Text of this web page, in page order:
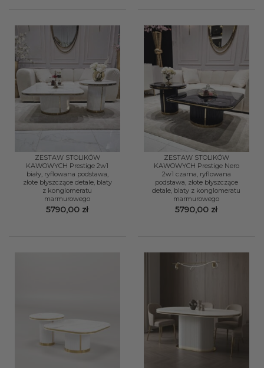
ZESTAW STOLIKÓW
KAWOWYCH Prestige 2w1
biały, ryflowana podstawa,
złote błyszczące detale, blaty
z konglomeratu
marmurowego
5790,00 zł
ZESTAW STOLIKÓW
KAWOWYCH Prestige Nero
2w1 czarna, ryflowana
podstawa, złote błyszczące
detale, blaty z konglomeratu
marmurowego
5790,00 zł